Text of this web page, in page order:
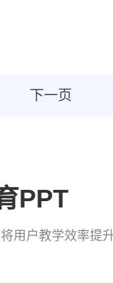
下一页
PPT
用户教学效率提